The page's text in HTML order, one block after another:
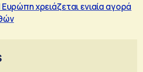
χρειάζεται ενιαία αγορά